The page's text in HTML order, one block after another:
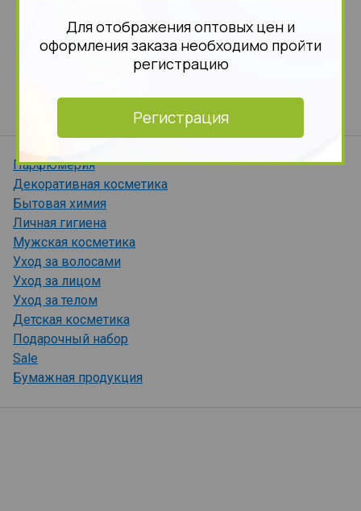
Для отображения оптовых цен и
оформления заказа необходимо пройти
регистрацию
Регистрация
ул. Паркентская, д. 327
operator_uz@bykosmetika.ru
Парфюмерия
Декоративная косметика
Бытовая химия
Личная гигиена
Мужская косметика
Уход за волосами
Уход за лицом
Уход за телом
Детская косметика
Подарочный набор
Sale
Бумажная продукция